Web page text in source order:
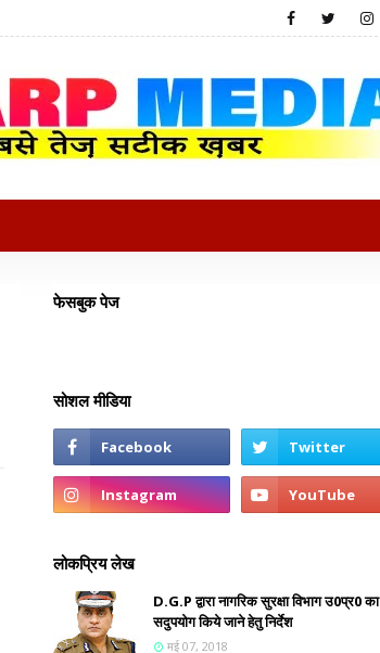
फेसबुक पेज
सोशल मीडिया
लोकप्रिय लेख
D.G.P द्वारा नागरिक सुरक्षा विभाग उ0प्र0 का
सदुपयोग किये जाने हेतु निर्देश
मई 07, 2018